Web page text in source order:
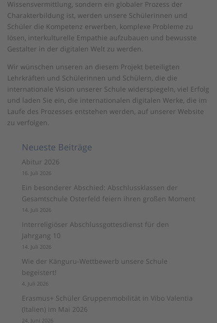
Wissensvermittlung, sondern ein globaler Prozess der
Charakterbildung ist, werden unsere Schülerinnen und
Schüler die Kompetenz erwerben, komplexe Probleme zu
lösen, interkulturelle Empathie aufzubauen und bewusste
Gestalter in der digitalen Welt zu werden.
Wir wünschen unseren an diesem Projekt beteiligten
Lehrkräften und Schülerinnen und Schülern, die die
internationale Vision unserer Schule widerspiegeln, viel Erfolg
und laden Sie ein, die internationalen digitalen Werke, die im
Laufe des Prozesses entstehen werden, auf unserer Website
zu verfolgen.
Neueste Beiträge
Abitur 2026
16. Juli 2026
Ein besonderer Abschied: Abschlussklassen der
Gesamtschule Osterfeld feiern ihren großen Moment
14. Juli 2026
Interreligiöser Abschlussgottesdienst für den
Jahrgang 10
14. Juli 2026
Wie der Känguru-Wettbewerb unsere Schule
begeistert!
4. Juli 2026
Erasmus+ Schüler Gruppenmobilität in Vibo Valentia
(Italien) im Mai 2026
24. Juni 2026